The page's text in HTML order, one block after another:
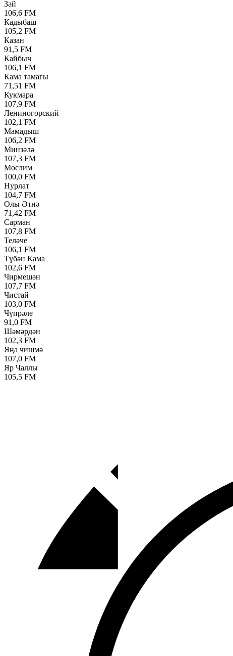
Зәй
106,6 FM
Кадыбаш
105,2 FM
Казан
91,5 FM
Кайбыч
106,1 FM
Кама тамагы
71,51 FM
Кукмара
107,9 FM
Лениногорский
102,1 FM
Мамадыш
106,2 FM
Минзәлә
107,3 FM
Мөслим
100,0 FM
Нурлат
104,7 FM
Олы Әтнә
71,42 FM
Сарман
107,8 FM
Теләче
106,1 FM
Түбән Кама
102,6 FM
Чирмешән
107,7 FM
Чистай
103,0 FM
Чүпрәле
91,0 FM
Шәмәрдән
102,3 FM
Яңа чишмә
107,0 FM
Яр Чаллы
105,5 FM